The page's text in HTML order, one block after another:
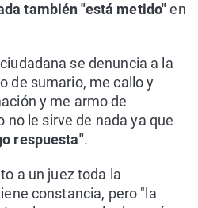
también "está metido"en
se denuncia a la
de sumario, me callo y
y me armo de
no le sirve de nada ya que
respuesta".
a un juez toda la
constancia, pero "la